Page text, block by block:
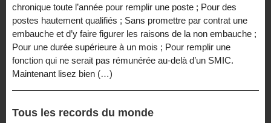
chronique toute l’année pour remplir une poste ; Pour des
postes hautement qualifiés ; Sans promettre par contrat une
embauche et d’y faire figurer les raisons de la non embauche ;
Pour une durée supérieure à un mois ; Pour remplir une
fonction qui ne serait pas rémunérée au-delà d’un SMIC.
Maintenant lisez bien (…)
Tous les records du monde